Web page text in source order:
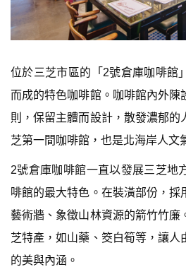
位於三芝市區的「2號倉庫咖啡館
而成的特色咖啡館。咖啡館內外陳
則，保留主體而設計，散發濃郁的
芝第一間咖啡館，也是北海岸人文
2號倉庫咖啡館一直以發展三芝地
啡館的最大特色。在裝潢部份，採
藝術牆、象徵山林資源的箭竹竹廉
芝特產，如山藥、筊白筍等，讓人
的美與內涵。